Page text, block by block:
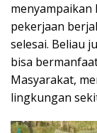
pekerjaan
selesai. Beliau
bisa
Masyarakat,
lingkungan